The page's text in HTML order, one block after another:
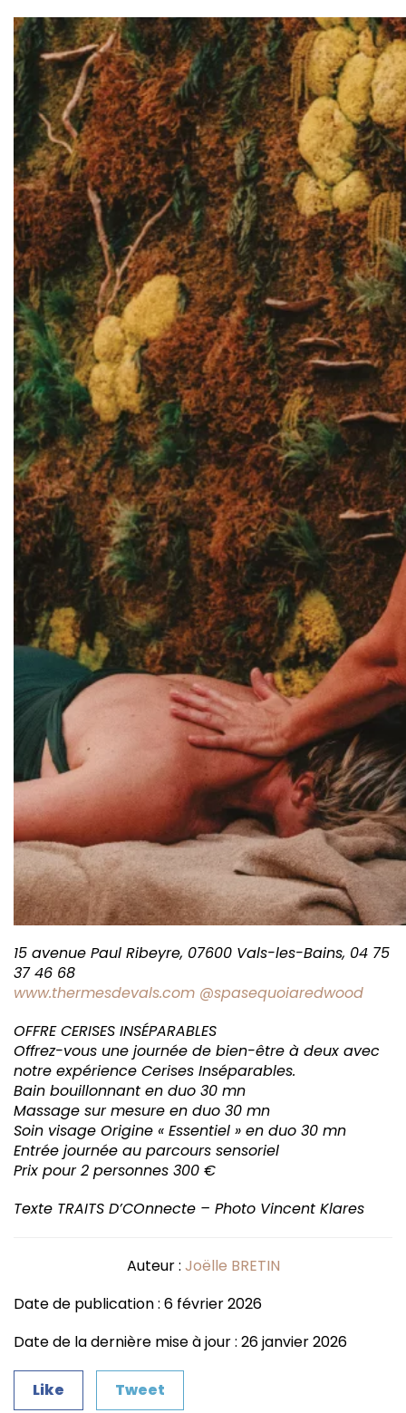
15 avenue Paul Ribeyre, 07600 Vals-les-Bains, 04 75
37 46 68
www.thermesdevals.com @spasequoiaredwood
OFFRE CERISES INSÉPARABLES
Offrez-vous une journée de bien-être à deux avec
notre expérience Cerises Inséparables.
Bain bouillonnant en duo 30 mn
Massage sur mesure en duo 30 mn
Soin visage Origine « Essentiel » en duo 30 mn
Entrée journée au parcours sensoriel
Prix pour 2 personnes 300 €
Texte TRAITS D’COnnecte – Photo Vincent Klares
Auteur : Joëlle BRETIN
Date de publication : 6 février 2026
Date de la dernière mise à jour : 26 janvier 2026
Like Tweet